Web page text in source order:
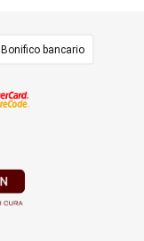
Bonifico bancario